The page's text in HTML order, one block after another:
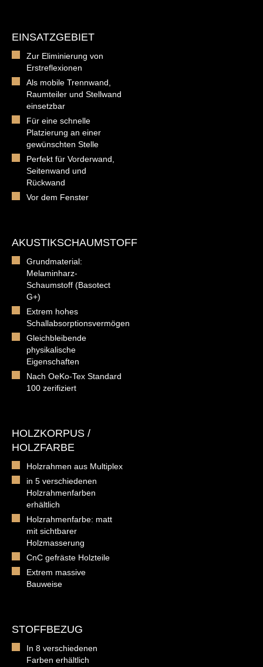
EINSATZGEBIET
Zur Eliminierung von
Erstreflexionen
Als mobile Trennwand,
Raumteiler und Stellwand
einsetzbar
Für eine schnelle
Platzierung an einer
gewünschten Stelle
Perfekt für Vorderwand,
Seitenwand und
Rückwand
Vor dem Fenster
AKUSTIKSCHAUMSTOFF
Grundmaterial:
Melaminharz-
Schaumstoff (Basotect
G+)
Extrem hohes
Schallabsorptionsvermögen
Gleichbleibende
physikalische
Eigenschaften
Nach OeKo-Tex Standard
100 zerifiziert
HOLZKORPUS /
HOLZFARBE
Holzrahmen aus Multiplex
in 5 verschiedenen
Holzrahmenfarben
erhältlich
Holzrahmenfarbe: matt
mit sichtbarer
Holzmasserung
CnC gefräste Holzteile
Extrem massive
Bauweise
STOFFBEZUG
In 8 verschiedenen
Farben erhältlich